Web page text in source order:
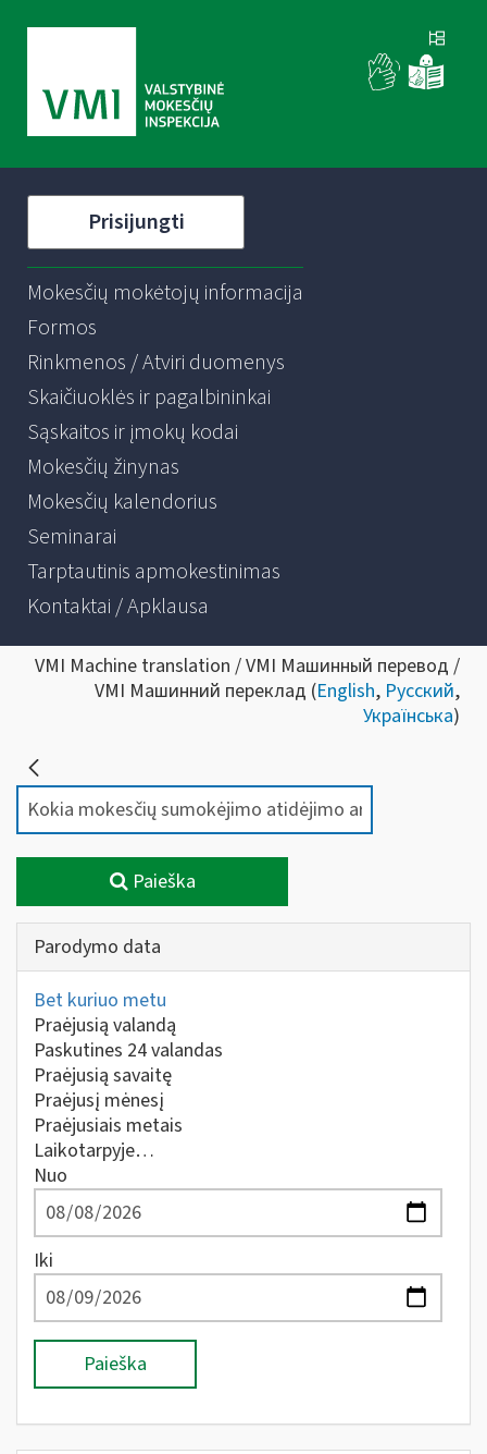
Prisijungti
Mokesčių mokėtojų informacija
Formos
Rinkmenos / Atviri duomenys
Skaičiuoklės ir pagalbininkai
Sąskaitos ir įmokų kodai
Mokesčių žinynas
Mokesčių kalendorius
Seminarai
Tarptautinis apmokestinimas
Kontaktai / Apklausa
VMI Machine translation / VMI Машинный перевод /
VMI Машинний переклад (English, Русский,
Українська)
Paieška
Parodymo data
Bet kuriuo metu
Praėjusią valandą
Paskutines 24 valandas
Praėjusią savaitę
Praėjusį mėnesį
Praėjusiais metais
Laikotarpyje…
Nuo
Iki
Paieška